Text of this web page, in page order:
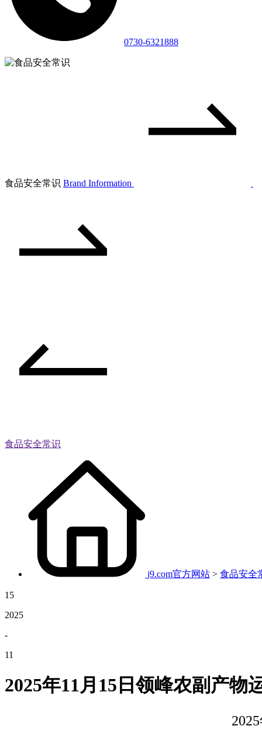
0730-6321888
食品安全常识 Brand Information
食品安全常识
j9.com官方网站 > 食品安全
15
2025
-
11
2025年11月15日领峰农副产物